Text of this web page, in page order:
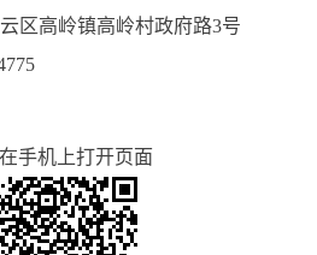
区高岭镇高岭村政府路3号
手机上打开页面